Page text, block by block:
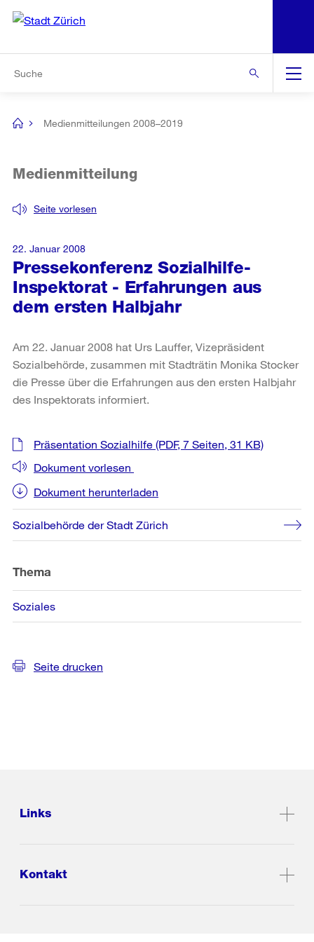
Navigation
[no
Medienmitteilungen 2008–2019
Pressekonferenz Sozialhilfe-
Inspektorat - Erfahrungen aus
dem ersten Halbjahr
Seite vorlesen
Medienmitteilung
22. Januar 2008
Am 22. Januar 2008 hat Urs Lauffer, Vizepräsident
Sozialbehörde, zusammen mit Stadträtin Monika Stocker
die Presse über die Erfahrungen aus den ersten Halbjahr
des Inspektorats informiert.
Weitere
Informationen
Präsentation Sozialhilfe (PDF, 7 Seiten, 31 KB)
Dokument vorlesen
Dokument herunterladen
Sozialbehörde der Stadt Zürich
Thema
Soziales
Seite drucken
Links
Kontakt